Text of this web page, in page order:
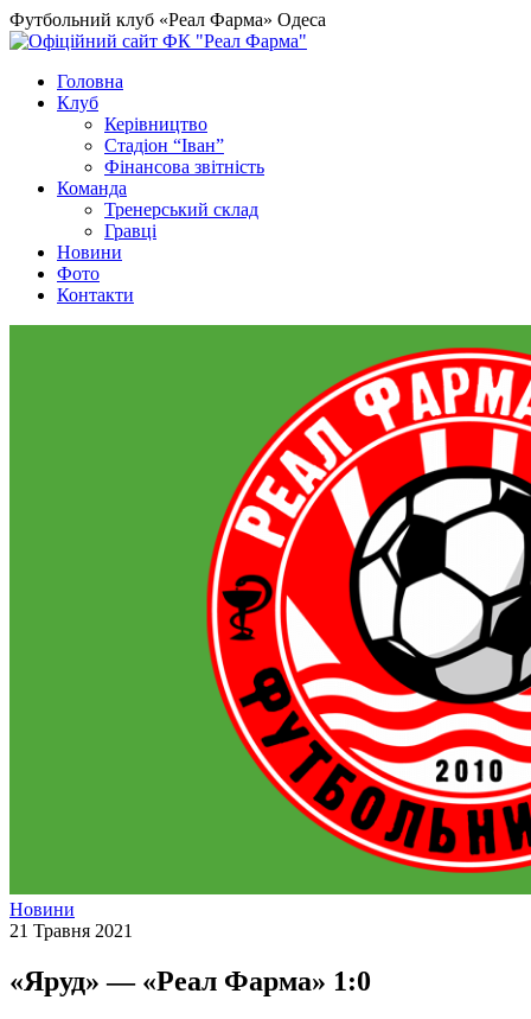
Футбольний клуб «Реал Фарма» Одеса
Головна
Клуб
Керівництво
Стадіон “Іван”
Фінансова звітність
Команда
Тренерський склад
Гравці
Новини
Фото
Контакти
Новини
21 Травня 2021
«Яруд» — «Реал Фарма» 1:0